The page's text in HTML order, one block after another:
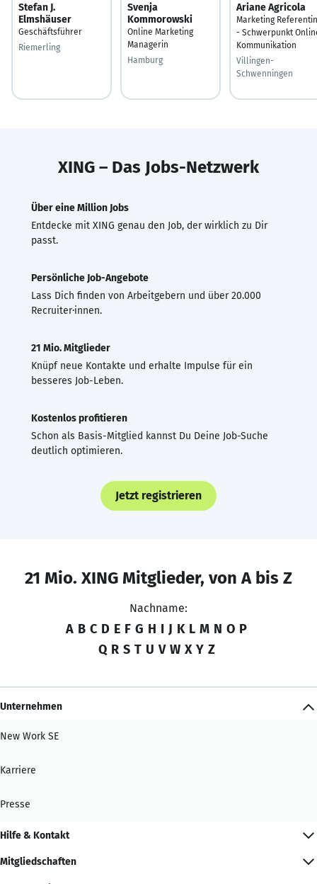
Stefan J.
Elmshäuser
Geschäftsführer
Riemerling
Svenja
Kommorowski
Online Marketing
Managerin
Hamburg
Ariane Agricola
Marketing Referentin
- Schwerpunkt
Kommunikation
Villingen-
Schwenningen
XING – Das Jobs-Netzwerk
Über eine Million Jobs
Entdecke mit XING genau den Job, der wirklich zu Dir
passt.
Persönliche Job-Angebote
Lass Dich finden von Arbeitgebern und über 20.000
Recruiter·innen.
21 Mio. Mitglieder
Knüpf neue Kontakte und erhalte Impulse für ein
besseres Job-Leben.
Kostenlos profitieren
Schon als Basis-Mitglied kannst Du Deine Job-Suche
deutlich optimieren.
Jetzt registrieren
21 Mio. XING Mitglieder, von A bis Z
Nachname:
A B C D E F G H I J K L M N O P
Q R S T U V W X Y Z
Unternehmen
New Work SE
Karriere
Presse
Hilfe & Kontakt
Mitgliedschaften